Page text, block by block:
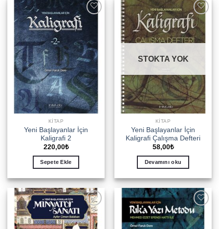
wishlist
KITAP
Yeni Başlayanlar İçin
Kaligrafi 2
220,00₺
Sepete Ekle
Add to
wishlist
STOKTA YOK
KITAP
Yeni Başlayanlar İçin
Kaligrafi Çalışma Defteri
58,00₺
Devamını oku
Add to
wishlist
Add to
wishlist